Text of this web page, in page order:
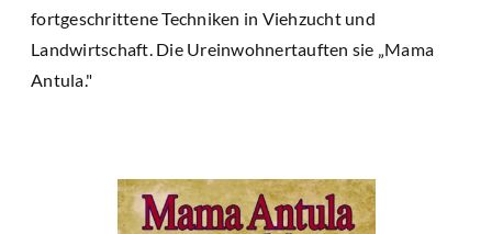
fortgeschrittene Techniken in Viehzucht und
Landwirtschaft. Die Ureinwohnertauften sie „Mama
Antula."